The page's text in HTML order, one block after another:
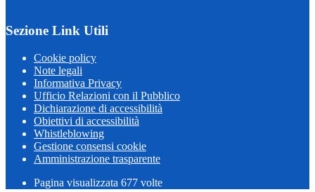
Sezione Link Utili
Cookie policy
Note legali
Informativa Privacy
Ufficio Relazioni con il Pubblico
Dichiarazione di accessibilità
Obiettivi di accessibilità
Whistleblowing
Gestione consensi cookie
Amministrazione trasparente
Pagina visualizzata 677 volte